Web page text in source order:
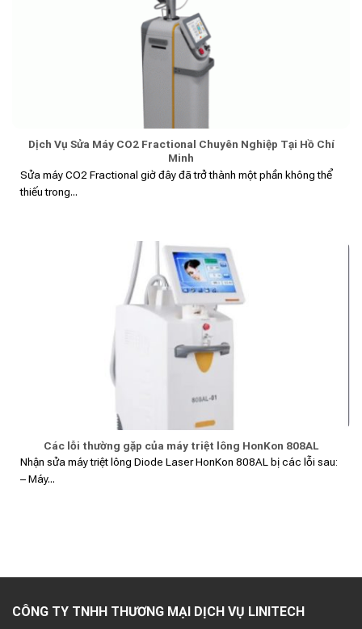
Dịch Vụ Sửa Máy CO2 Fractional Chuyên Nghiệp Tại Hồ Chí
Minh
Sửa máy CO2 Fractional giờ đây đã trở thành một phần không thể
thiếu trong...
Các lỗi thường gặp của máy triệt lông HonKon 808AL
Nhận sửa máy triệt lông Diode Laser HonKon 808AL bị các lỗi sau:
– Máy...
CÔNG TY TNHH THƯƠNG MẠI DỊCH VỤ LINITECH